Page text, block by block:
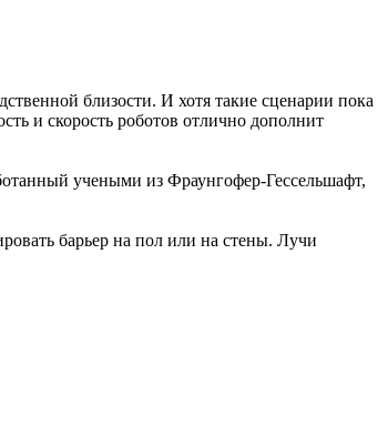
близости. И хотя такие сценарии пока
и скорость роботов отлично дополнит
учеными из Фраунгофер-Гессельшафт,
барьер на пол или на стены. Лучи